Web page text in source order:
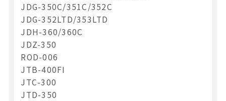
JDG-350C/351C/352C
JDG-352LTD/353LTD
JDH-360/360C
JDZ-350
ROD-006
JTB-400FI
JTC-300
JTD-350